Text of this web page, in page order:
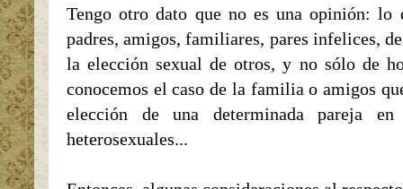
Tengo otro dato que no es una opinión:
padres, amigos, familiares, pares infelices,
la elección sexual de otros, y no sólo de
conocemos el caso de la familia o amigos
elección de una determinada pareja
heterosexuales...